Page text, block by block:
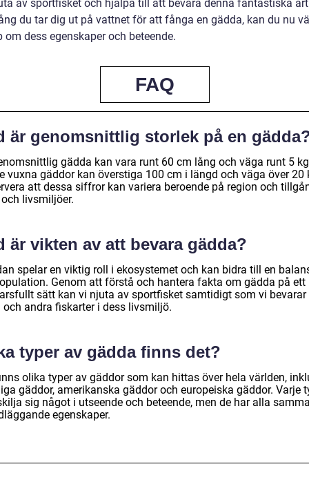
av sportfisket och hjälpa till att bevara denna fantastiska
du tar dig ut på vattnet för att fånga en gädda, kan du nu
om dess egenskaper och beteende.
FAQ
är genomsnittlig storlek på en
gädda kan vara runt 60 cm lång och väga runt 5
vuxna gäddor kan överstiga 100 cm i längd och väga över 20
att dessa siffror kan variera beroende på region och
livsmiljöer.
är vikten av att bevara gädda?
spelar en viktig roll i ekosystemet och kan bidra till en
Genom att förstå och hantera fakta om gädda på ett
sätt kan vi njuta av sportfisket samtidigt som vi bevarar
och andra fiskarter i dess livsmiljö.
typer av gädda finns det?
olika typer av gäddor som kan hittas över hela världen,
gäddor, amerikanska gäddor och europeiska gäddor. Varje
sig något i utseende och beteende, men de har alla
egenskaper.